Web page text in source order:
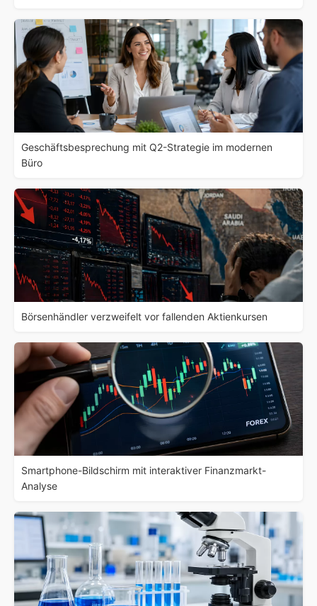
Geschäftsbesprechung mit Q2-Strategie im modernen
Büro
Börsenhändler verzweifelt vor fallenden Aktienkursen
Smartphone-Bildschirm mit interaktiver Finanzmarkt-
Analyse